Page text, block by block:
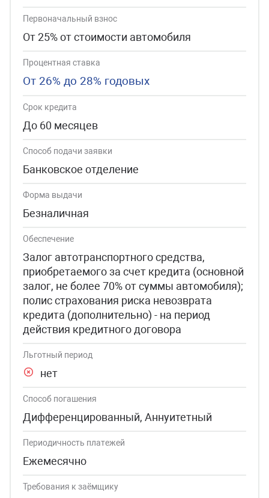
Первоначальный взнос
От 25% от стоимости автомобиля
Процентная ставка
От 26% до 28% годовых
Срок кредита
До 60 месяцев
Способ подачи заявки
Банковское отделение
Форма выдачи
Безналичная
Обеспечение
Залог автотранспортного средства,
приобретаемого за счет кредита (основной
залог, не более 70% от суммы автомобиля);
полис страхования риска невозврата
кредита (дополнительно) - на период
действия кредитного договора
Льготный период
нет
Способ погашения
Дифференцированный, Аннуитетный
Периодичность платежей
Ежемесячно
Требования к заёмщику